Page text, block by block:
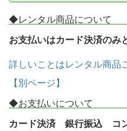
◆レンタル商品について
お支払いはカード決済のみ
詳しいことはレンタル商
【別ページ】
◆お支払いについて
カード決済 銀行振込 コ